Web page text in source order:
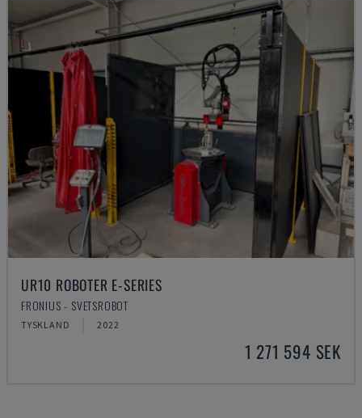
UR10 ROBOTER E-SERIES
FRONIUS - SVETSROBOT
TYSKLAND 2022
1 271 594 SEK